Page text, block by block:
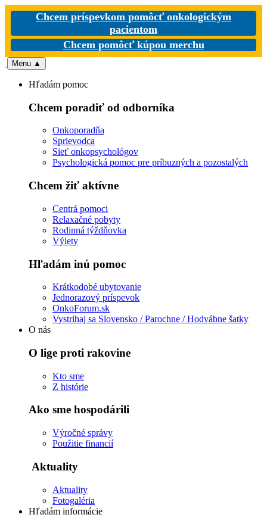
Chcem príspevkom pomôcť onkologickým
pacientom
Chcem pomôcť kúpou merchu
Menu ▲
Hľadám pomoc
Chcem poradiť od odborníka
Onkoporadňa
Sprievodca
Sieť onkopsychológov
Psychologická pomoc pre príbuzných a pozostalých
Chcem žiť aktívne
Centrá pomoci
Relaxačné pobyty
Rodinná týždňovka
Výlety
Hľadám inú pomoc
Krátkodobé ubytovanie
Jednorazový príspevok
OnkoForum.sk
Vystrihaj sa Slovensko / Parochne / Hodvábne šatky
O nás
O lige proti rakovine
Kto sme
Z histórie
Ako sme hospodárili
Výročné správy
Použitie financií
Aktuality
Aktuality
Fotogaléria
Hľadám informácie